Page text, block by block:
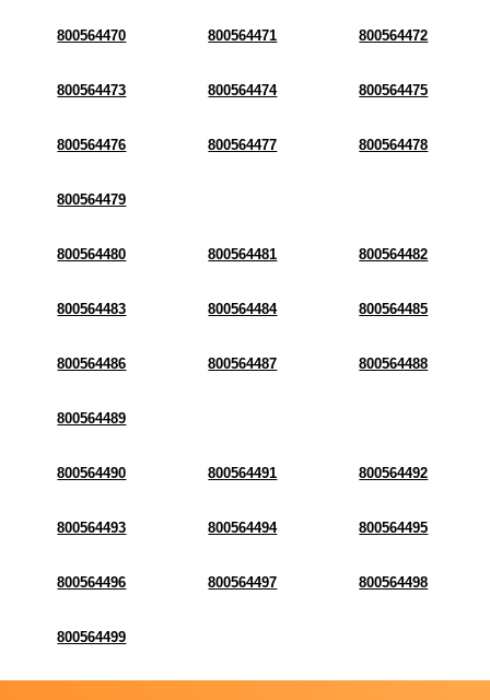
800564470 800564471 800564472
800564473 800564474 800564475
800564476 800564477 800564478
800564479
800564480 800564481 800564482
800564483 800564484 800564485
800564486 800564487 800564488
800564489
800564490 800564491 800564492
800564493 800564494 800564495
800564496 800564497 800564498
800564499